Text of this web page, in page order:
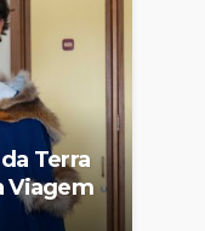
Terra
Viagem